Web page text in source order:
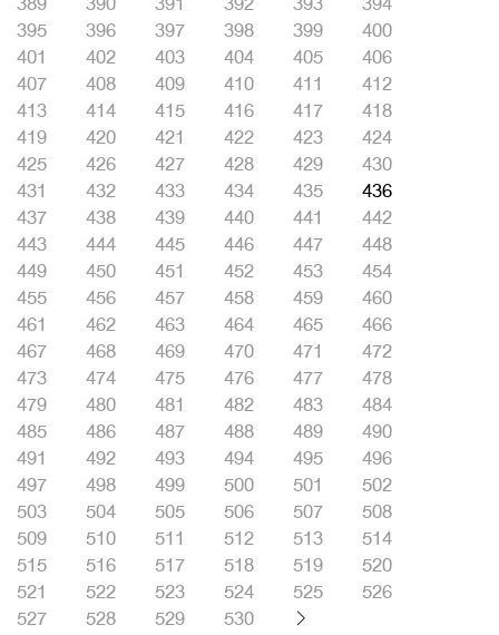
395
396 397 398 399
400
401
402 403 404 405
406
407
408 409 410 411
412
413
414 415 416 417
418
419
420 421 422 423
424
425
426 427 428 429
430
431
432 433 434 435
436
437
438 439 440 441
442
443
444 445 446 447
448
449
450 451 452 453
454
455
456 457 458 459
460
461
462 463 464 465
466
467
468 469 470 471
472
473
474 475 476 477
478
479
480 481 482 483
484
485
486 487 488 489
490
491
492 493 494 495
496
497
498 499 500 501
502
503
504 505 506 507
508
509
510 511 512 513
514
515
516 517 518 519
520
521
522 523 524 525
526
527
528 529 530